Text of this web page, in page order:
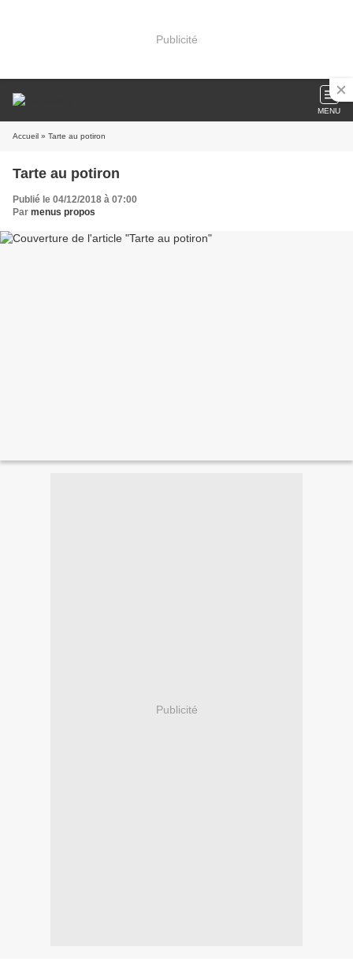
Publicité
MENU
Accueil » Tarte au potiron
Tarte au potiron
Publié le 04/12/2018 à 07:00
Par menus propos
Publicité